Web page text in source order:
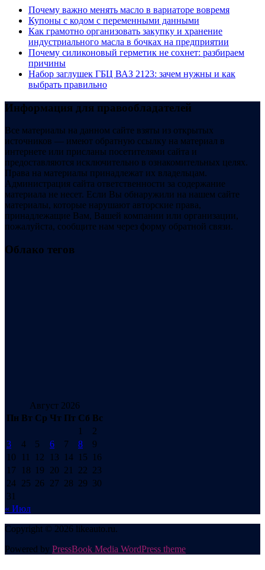
Почему важно менять масло в вариаторе вовремя
Купоны c кодом с переменными данными
Как грамотно организовать закупку и хранение
индустриального масла в бочках на предприятии
Почему силиконовый герметик не сохнет: разбираем
причины
Набор заглушек ГБЦ ВАЗ 2123: зачем нужны и как
выбрать правильно
Информация для правообладателей
Все материалы на данном сайте взяты из открытых
источников — имеют обратную ссылку на материал в
интернете или присланы посетителями сайта и
предоставляются исключительно в ознакомительных целях.
Права на материалы принадлежат их владельцам.
Администрация сайта ответственности за содержание
материала не несет. Если Вы обнаружили на нашем сайте
материалы, которые нарушают авторские права,
принадлежащие Вам, Вашей компании или организации,
пожалуйста, сообщите нам через форму обратной связи.
Облако тегов
Август 2026
Пн Вт Ср Чт Пт Сб Вс
1
2
3
4 5 6 7 8
9
10
11 12 13 14 15
16
17
18 19 20 21 22 23
24 25 26 27 28 29 30
31
« Июл
Copyright © 2026 likeauto.ru.
Powered by PressBook Media WordPress theme